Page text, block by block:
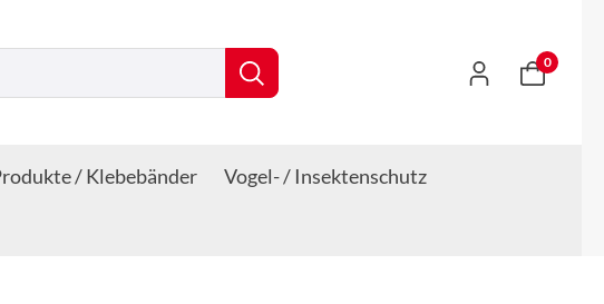
0
/ Klebebänder
Vogel- / Insektenschutz